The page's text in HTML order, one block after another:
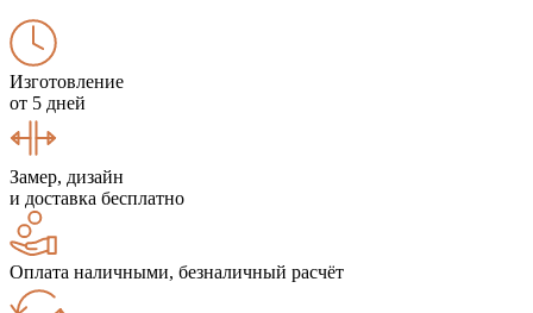
Изготовление
от 5 дней
Замер, дизайн
и доставка бесплатно
Оплата наличными, безналичный расчёт